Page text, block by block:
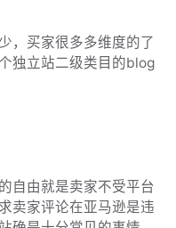
，买家很多多维度的了
独立站二级类目的blog
自由就是卖家不受平台
卖家评论在亚马逊是违